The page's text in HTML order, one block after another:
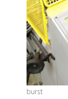
burst